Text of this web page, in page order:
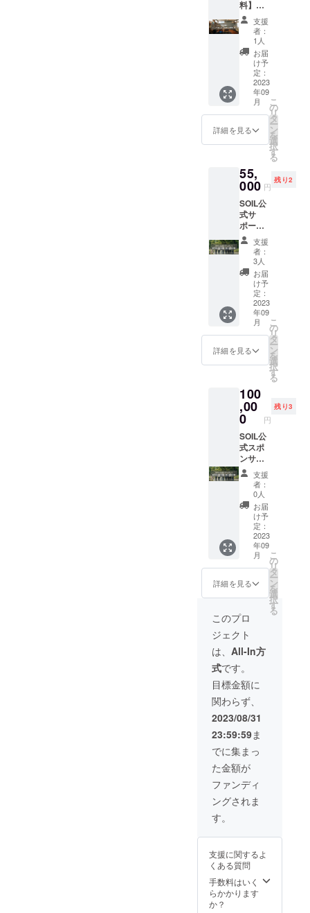
ター・
テーブ
ルの拭
き掃除
にアル
コール
除菌、
厨房内
の掃除
等、ご
協力の
ほどよ
ろしく
お願い
ます。
・利⽤
開始ま
での流
れ ①利
用開始
にあ
たっ
て、必
要な情
報をこ
ちらの
フォー
ムにご
入力お
願いし
ており
ます。
調整を
し、実
際にご
覧にな
られた
ら、利
用規約
へのサ
インを
してい
ただき
ます。※
担当に
よる入
居審査
あり 上
記が確
認でき
たら、
始とな
りま
す。 4.
利用方
法 (１)
予約に
ついて
・3 ヶ
⽉後の
⽉末ま
で予約
を⼊れ
ること
ができ
ます。
（例：4
⽉ 1 ⽇
に予約
予約可
キャン
セルポ
リシー
は以下
ださい
（紙
面・
PDFど
ちらも
可） 提
出書類
の内容
を確認
し、承
利用開
始とな
す。 ・
飲食店
営業許
可を必
要とす
る目的
で利用
される
場合
（例：
1 日カ
フェ・
レスト
ラン、
弁当屋
等）は
「食品
衛生責
任者」
座を修
了され
ている
ことの
証明
（コ
ピー）
をご提
出いた
だきま
す。 調
理師免
許など
でも可
能です
が、同
じく確
認する
ための
コピー
は提出
が必要
です。
HACCP
の考え
方を取
り入れ
た衛生
管理
ファイ
ル（衛
計画）
を作成
ただき
ます。
入いた
だいた
プラン
に応じ
た時間
階利⽤
は予約
した利
⽤者
（団
体・法
⼈）１
組のみ
の専有
す。
（同じ
組以上
が同時
利⽤で
きない
ことと
なって
いま
す。）
（2）利
用時間
はご加
入いた
だいた
プラン
に応じ
の範囲
内で、
レン
ダーに
希望の
時間数
をご入
力くだ
さい。
利用時
間は準
備及び
後片付
けを含
みま
す。次
に利用
される
方が気
く使用
できる
に、床
の掃き
掃除、
カウン
ター・
テーブ
ルの拭
き掃除
にアル
コール
除菌、
厨房内
の掃除
等、ご
協力の
ほどよ
ろしく
お願い
開始ま
での流
れ ①利
用開始
にあ
能な食
品 ・菓
⼦製造
許可の
範囲で
製造が
許可さ
れてい
るもの
（ケー
き菓⼦
など）
⾷、お
弁当、
調味料
(味噌・
醤油は
別途保
険所許
可が必
要なた
め、応
相談) ◎
利用開
始に必
要な書
記の書
類をご
間前ま
でにス
タッフ
までご
提出く
ださい
（紙
面・
PDFど
ちらも
可） 提
出書類
の内容
を確認
し、承
始とな
りま
飲食店
営業許
可を必
要とす
る目的
で利用
される
場合
（例：
1 日カ
フェ・
レスト
ラン、
弁当屋
等）は
「食品
衛生責
任者」
了され
ている
ことの
（コ
ピー）
た利⽤
者（団
体・法
⼈）１
組のみ
の専有
利⽤と
なりま
す。
（同じ
時間で
２組以
いこと
となっ
す） ◎
製造可
能な食
品 ・菓
⼦製造
許可の
範囲で
製造が
許可さ
れてい
るもの
（ケー
き菓⼦
など）
⾷、お
弁当、
調味料
醤油は
別途保
険所許
可が必
要なた
め、応
相談) ◎
利用開
始に必
要な書
類につ
いて 下
類をご
利用開
始の1週
間前ま
でにス
タッフ
までご
ださい
（紙
面・
PDFど
ちらも
可） 提
出書類
の内容
を確認
し、承
認後に
利用開
始とな
飲食店
営業許
可を必
要とす
る目的
で利用
チン概
要 ◎営
業時
間：24
時間営
業 ※営
業時間
は社会
情勢、
利⽤状
況等に
より変
ます。
キッチ
利⽤は
予約し
た利⽤
者（団
体・法
⼈）１
組のみ
の専有
利⽤と
なりま
す。
（同じ
時間で
２組以
いこと
となっ
ていま
製造可
能な食
品 ・菓
⼦製造
許可の
範囲で
製造が
許可さ
れてい
るもの
（ケー
キや焼
き菓⼦
など）
⾷、お
調味料
(味噌・
別途保
険所許
可が必
要なた
め、応
利用開
始に必
類につ
いて 下
類をご
間前ま
でにス
タッフ
までご
提出く
ださい
料】
シェア
キッチ
ン利用
50時間/
月 クラ
ウド
ファン
ディン
グ支援
限定で
入会金
費用を
ご案内
させて
いただ
きま
す。
▼SOIL
アトリ
エキッ
チン概
要 ◎営
業時
間：24
時間営
業 ※営
業時間
は社会
情勢、
動する
可能性
があり
ます。
キッチ
ン内の
利⽤は
予約し
た利⽤
者（団
体・法
⼈）１
組のみ
の専有
利⽤と
なりま
す。
（同じ
上が同
できな
いこと
となっ
ていま
す） ◎
製造可
能な食
品 ・菓
許可の
範囲で
製造が
許可さ
れてい
るもの
（ケー
など）
・お惣
菜、軽
⾷、お
弁当、
調味料
支援
者：
1人
お届
け予
定：
2023
年09
月
詳細を見る
こ
の
リ
タ
ー
ン
を
選
択
す
る
55,
000 円
残り2
SOIL公
式サ
ポー
ターと
して、
会社ま
たは個
人名な
どを制
作物に
記載さ
せてい
ただき
ます！
※支援
欄に掲
載を希
望され
るお名
前をご
記入く
ださ
い。
支援
者：
3人
お届
け予
定：
2023
年09
月
詳細を見る
こ
の
リ
タ
ー
ン
を
選
択
す
る
100
,00
0 円
残り3
SOIL公
式スポ
ンサー
とし
て、会
社また
は個人
名など
を制作
物及び
施設内
に記載
させて
いただ
きま
支援
時、必
ず備考
欄に掲
載を希
望され
るお名
前をご
記入く
ださ
い。
支援
者：
0人
お届
け予
定：
2023
年09
月
詳細を見る
こ
の
リ
タ
ー
ン
を
選
択
す
る
このプロ
ジェクト
は、 All-In方
式です。
目標金額に
関わらず、
2023/08/31
23:59:59ま
でに集まっ
た金額が
ファンディ
ングされま
す。
支援に関するよ
くある質問
手数料はいく
らかかります
か？